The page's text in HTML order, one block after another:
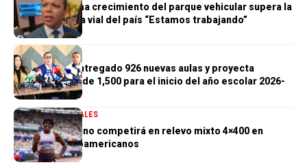
Morrison afirma crecimiento del parque vehicular supera la
infraestructura vial del país “Estamos trabajando”
GENERALES
Gobierno ha entregado 926 nuevas aulas y proyecta
alcanzar meta de 1,500 para el inicio del año escolar 2026-
2027
DEPORTESGENERALES
Marileidy Paulino competirá en relevo mixto 4×400 en
Juegos Centroamericanos